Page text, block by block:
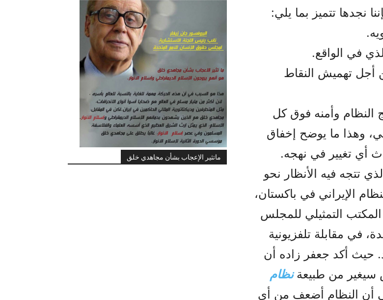
ماتثير الإعجاب بشأن مجاهدي خلق
نجدها تتميز بما يلي:
في الواقع.
أجل تهميش النقاط
النظام وأمنه فوق کل
وهذا ما يوضح إخفاق
أي تغيير في نهجه.
تتجه فيه الأنظار نحو
الإيراني في باكستان،
التمثيلي للمجلس
في مقابلة تلفزيونية
حیث أكد جعفر زاده أن
سيغير من طبيعةنظام
أن النظام أضعف من أي